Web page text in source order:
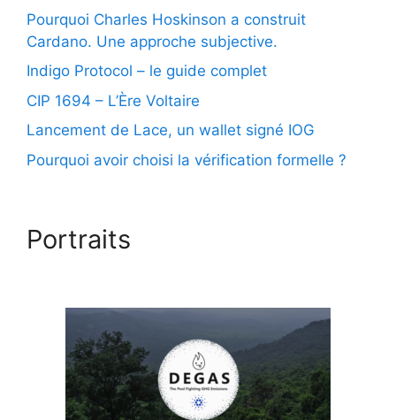
Pourquoi Charles Hoskinson a construit
Cardano. Une approche subjective.
Indigo Protocol – le guide complet
CIP 1694 – L’Ère Voltaire
Lancement de Lace, un wallet signé IOG
Pourquoi avoir choisi la vérification formelle ?
Portraits